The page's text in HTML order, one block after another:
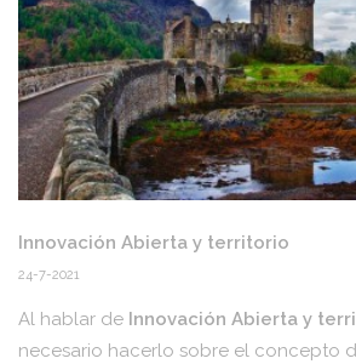
Innovación Abierta y territorio
24-7-2021
Al hablar de Innovación Abierta y
necesario hacerlo sobre el concepto